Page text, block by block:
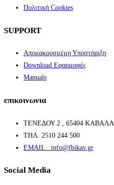
Πολιτική Cookies
SUPPORT
Απομακρυσμέμη Υποστήριξη
Download Εφαρμοφές
Manuals
επικοινωνια
ΤΕΝΕΔΟΥ 2 , 65404 ΚΑΒΑΛΑ
ΤΗΛ. 2510 244 500
EMAIL : info@fbikav.gr
Social Media